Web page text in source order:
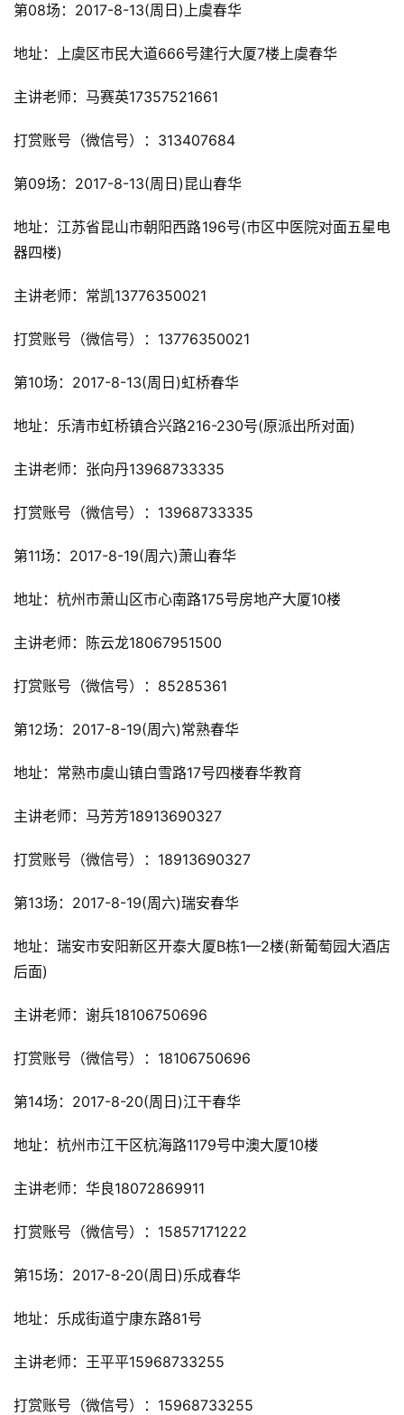
第08场：2017-8-13(周日)上虞春华
地址：上虞区市民大道666号建行大厦7楼上虞春华
主讲老师：马赛英17357521661
打赏账号（微信号）：313407684
第09场：2017-8-13(周日)昆山春华
地址：江苏省昆山市朝阳西路196号(市区中医院对面五星电
器四楼)
主讲老师：常凯13776350021
打赏账号（微信号）：13776350021
第10场：2017-8-13(周日)虹桥春华
地址：乐清市虹桥镇合兴路216-230号(原派出所对面)
主讲老师：张向丹13968733335
打赏账号（微信号）：13968733335
第11场：2017-8-19(周六)萧山春华
地址：杭州市萧山区市心南路175号房地产大厦10楼
主讲老师：陈云龙18067951500
打赏账号（微信号）：85285361
第12场：2017-8-19(周六)常熟春华
地址：常熟市虞山镇白雪路17号四楼春华教育
主讲老师：马芳芳18913690327
打赏账号（微信号）：18913690327
第13场：2017-8-19(周六)瑞安春华
地址：瑞安市安阳新区开泰大厦B栋1—2楼(新葡萄园大酒店
后面)
主讲老师：谢兵18106750696
打赏账号（微信号）：18106750696
第14场：2017-8-20(周日)江干春华
地址：杭州市江干区杭海路1179号中澳大厦10楼
主讲老师：华良18072869911
打赏账号（微信号）：15857171222
第15场：2017-8-20(周日)乐成春华
地址：乐成街道宁康东路81号
主讲老师：王平平15968733255
打赏账号（微信号）：15968733255